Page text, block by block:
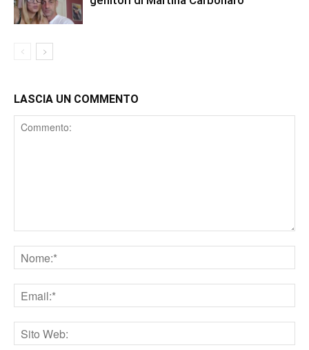
LASCIA UN COMMENTO
Comment
Nome
Email
Sito
web